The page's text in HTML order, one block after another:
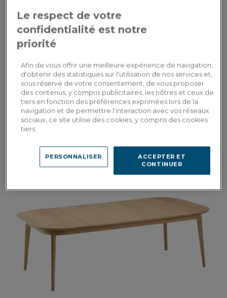
Albâtre
Table salle à manger 6 personnes en chêne teinte naturelle plateau bois
Le respect de votre
confidentialité est notre
priorité
Afin de vous offrir une meilleure expérience de navigation,
d'obtenir des statistiques sur l'utilisation de nos services et,
sous réserve de votre consentement, de vous proposer
des contenus, y compris publicitaires, les nôtres et ceux de
tiers en fonction des préférences exprimées lors de la
navigation et de permettre l'interaction avec vos réseaux
sociaux, ce site utilise des cookies, y compris des cookies
tiers.
ACCEPTER ET
CONTINUER
PERSONNALISER